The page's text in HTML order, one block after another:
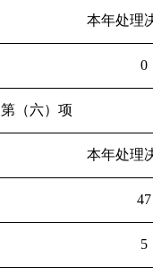
本年处理
0
第（六）项
本年处理
47
5